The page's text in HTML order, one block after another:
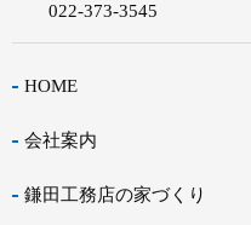
022-373-3545
HOME
会社案内
鎌田工務店の家づくり